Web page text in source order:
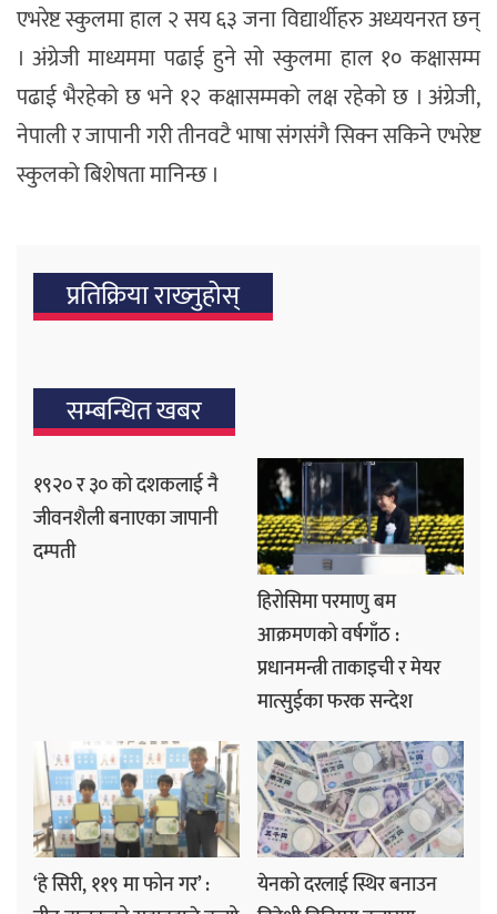
एभरेष्ट स्कुलमा हाल २ सय ६३ जना विद्यार्थीहरु अध्ययनरत छन्
। अंग्रेजी माध्यममा पढाई हुने सो स्कुलमा हाल १० कक्षासम्म
पढाई भैरहेको छ भने १२ कक्षासम्मको लक्ष रहेको छ । अंग्रेजी,
नेपाली र जापानी गरी तीनवटै भाषा संगसंगै सिक्न सकिने एभरेष्ट
स्कुलको बिशेषता मानिन्छ ।
प्रतिक्रिया राख्‍नुहोस्
सम्बन्धित खबर
१९२० र ३० को दशकलाई नै
जीवनशैली बनाएका जापानी
दम्पती
हिरोसिमा परमाणु बम
आक्रमणको वर्षगाँठ :
प्रधानमन्त्री ताकाइची र मेयर
मात्सुईका फरक सन्देश
‘हे सिरी, ११९ मा फोन गर’ :
येनको दरलाई स्थिर बनाउन